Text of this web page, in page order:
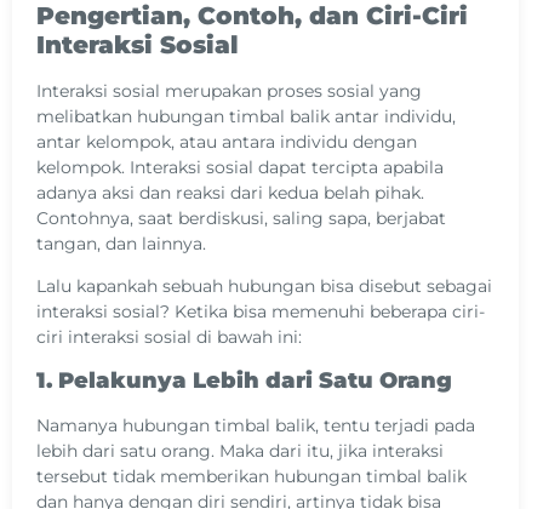
Pengertian, Contoh, dan Ciri-Ciri
Interaksi Sosial
Interaksi sosial merupakan proses sosial yang
melibatkan hubungan timbal balik antar individu,
antar kelompok, atau antara individu dengan
kelompok. Interaksi sosial dapat tercipta apabila
adanya aksi dan reaksi dari kedua belah pihak.
Contohnya, saat berdiskusi, saling sapa, berjabat
tangan, dan lainnya.
Lalu kapankah sebuah hubungan bisa disebut sebagai
interaksi sosial? Ketika bisa memenuhi beberapa ciri-
ciri interaksi sosial di bawah ini:
1. Pelakunya Lebih dari Satu Orang
Namanya hubungan timbal balik, tentu terjadi pada
lebih dari satu orang. Maka dari itu, jika interaksi
tersebut tidak memberikan hubungan timbal balik
dan hanya dengan diri sendiri, artinya tidak bisa